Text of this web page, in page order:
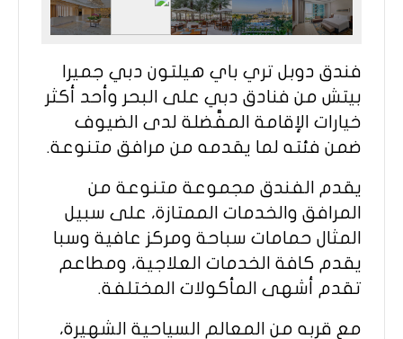
فندق دوبل تري باي هيلتون دبي جميرا
بيتش من فنادق دبي على البحر وأحد أكثر
خيارات الإقامة المفَّضلة لدى الضيوف
ضمن فئته لما يقدمه من مرافق متنوعة.
يقدم الفندق مجموعة متنوعة من
المرافق والخدمات الممتازة، على سبيل
المثال حمامات سباحة ومركز عافية وسبا
يقدم كافة الخدمات العلاجية، ومطاعم
تقدم أشهى المأكولات المختلفة.
مع قربه من المعالم السياحية الشهيرة،